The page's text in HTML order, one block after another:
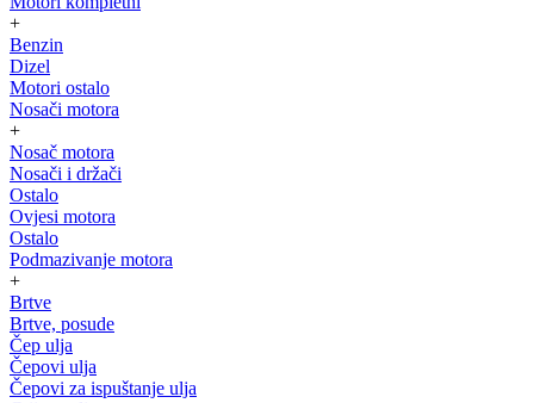
+
Benzin
Dizel
Motori ostalo
Nosači motora
+
Nosač motora
Nosači i držači
Ostalo
Ovjesi motora
Ostalo
Podmazivanje motora
+
Brtve
Brtve, posude
Čep ulja
Čepovi ulja
Čepovi za ispuštanje ulja